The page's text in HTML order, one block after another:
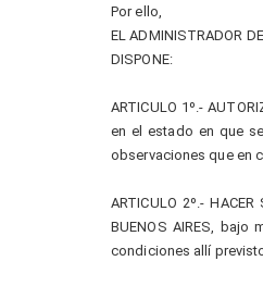
Por ello,
EL ADMINISTRADOR
DISPONE:
ARTICULO 1º.-
en el estado en que
observaciones que en
ARTICULO 2º.-
BUENOS AIRES,
condiciones allí